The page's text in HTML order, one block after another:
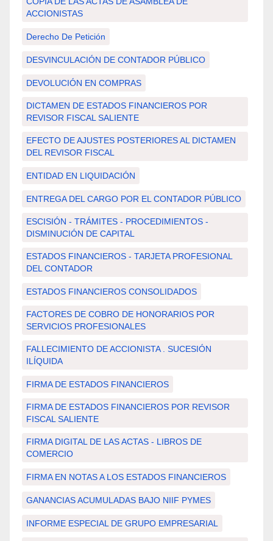
ACCIONISTAS
Derecho De Petición
DESVINCULACIÓN DE CONTADOR PÚBLICO
DEVOLUCIÓN EN COMPRAS
DICTAMEN DE ESTADOS FINANCIEROS POR
REVISOR FISCAL SALIENTE
EFECTO DE AJUSTES POSTERIORES AL DICTAMEN
DEL REVISOR FISCAL
ENTIDAD EN LIQUIDACIÓN
ENTREGA DEL CARGO POR EL CONTADOR PÚBLICO
ESCISIÓN - TRÁMITES - PROCEDIMIENTOS -
DISMINUCIÓN DE CAPITAL
ESTADOS FINANCIEROS - TARJETA PROFESIONAL
DEL CONTADOR
ESTADOS FINANCIEROS CONSOLIDADOS
FACTORES DE COBRO DE HONORARIOS POR
SERVICIOS PROFESIONALES
FALLECIMIENTO DE ACCIONISTA . SUCESIÓN
ILÍQUIDA
FIRMA DE ESTADOS FINANCIEROS
FIRMA DE ESTADOS FINANCIEROS POR REVISOR
FISCAL SALIENTE
FIRMA DIGITAL DE LAS ACTAS - LIBROS DE
COMERCIO
FIRMA EN NOTAS A LOS ESTADOS FINANCIEROS
GANANCIAS ACUMULADAS BAJO NIIF PYMES
INFORME ESPECIAL DE GRUPO EMPRESARIAL